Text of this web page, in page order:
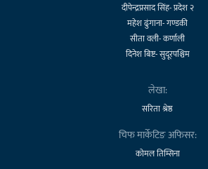
दीपेन्द्रप्रसाद सिंह- प्रदेश २
महेश ढुंगाना- गण्डकी
सीता वली- कर्णाली
दिनेश बिष्ट- सुदूरपश्चिम
लेखा:
सरिता श्रेष्ठ
चिफ मार्केटिङ अफिसर:
कोमल तिम्सिना